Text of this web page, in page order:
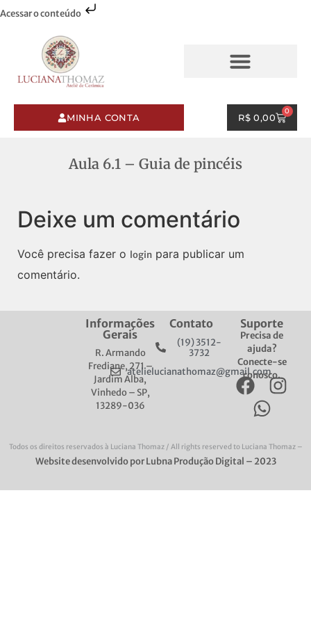
Acessar o conteúdo
MINHA CONTA R$0,00
0
Aula 6.1 – Guia de pincéis
Deixe um comentário
Você precisa fazer o login para publicar um
comentário.
Informações
Gerais
R. Armando
Frediane, 271 –
Jardim Alba,
Vinhedo – SP,
13289-036
Contato
(19) 3512-
3732
atelielucianathomaz@gmail.com
Suporte
Precisa de
ajuda?
Conecte-se
conosco.
Todos os direitos reservados à Luciana Thomaz / All rights reserved to​ Luciana Thomaz –
Website desenvolvido por Lubna Produção Digital – 2023